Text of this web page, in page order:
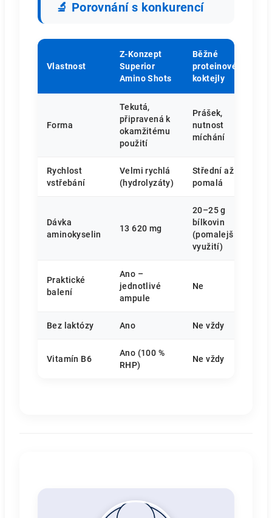
🔬 Porovnání s konkurencí
Vlastnost
Z-Konzept
Superior
Amino Shots
Běžné
proteinové
koktejly
Forma
Tekutá,
připravená k
okamžitému
použití
Prášek,
nutnost
míchání
Rychlost
vstřebání
Velmi rychlá
(hydrolyzáty)
Střední až
pomalá
Dávka
aminokyselin
13 620 mg
20–25 g
bílkovin
(pomalejší
využití)
Praktické
balení
Ano –
jednotlivé
ampule
Ne
Bez laktózy Ano Ne vždy
Vitamín B6
Ano (100 %
RHP)
Ne vždy